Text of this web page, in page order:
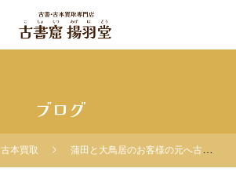
ブログ
古本買取 蒲田と大鳥居のお客様の元へ古本出張買取に｜東京大田区の古本買取専門店 古書窟揚羽堂